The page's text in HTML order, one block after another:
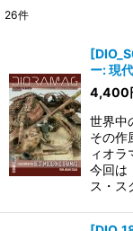
在庫あり
並び順:
26件
ー: 現
4,400
世界中
その作
ィオラ
今回は
ス・ス